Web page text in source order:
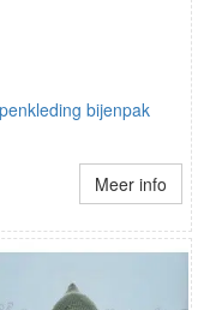
bijenpak
Meer info